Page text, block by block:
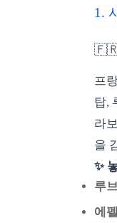
1.
🇫🇷
프
탑,
라
을
✨
루
에